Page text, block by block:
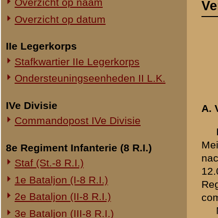
Commandopost IVe Divisie
8e Regiment Infanterie (8 R.I.)
1e Bataljon (I-8 R.I.)
2e Bataljon (II-8 R.I.)
3e Bataljon (III-8 R.I.)
Ondersteuningseenheden 8 R.I.
2e Bataljon (II-11 R.I.)
3e Bataljon (III-11 R.I.)
19e Regiment Infanterie (19 R.I.)
Staf (St.-19 R.I.)
1e Bataljon (I-19 R.I.)
2e Bataljon (II-19 R.I.)
3e Bataljon (III-19 R.I.)
Ondersteuningseenheden 19 R.I.
In 1940 had ik een
compagnie
Mijn trein was in de
terug. De troep kreeg
bakken. Hierdoor kon niet
brood was werd
Hoogewerff verzorgde de
Ongeveer 3 uur kwam
gegeten, maar Kapitein
brood. Ongeveer de helft
we tegen de avond in
dat er enkele Duitse
Het bataljon kreeg bevel
schoon te vegen. Het
sectie zware mitrailleurs
Wij kenden daar heg